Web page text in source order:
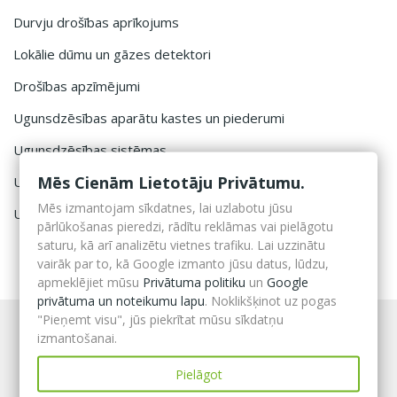
Durvju drošības aprīkojums
Lokālie dūmu un gāzes detektori
Drošības apzīmējumi
Ugunsdzēsības aparātu kastes un piederumi
Ugunsdzēsības sistēmas
Ugunsdzēsības stendi un aprīkojums
Uzskaites žurnāli un evakuācijas plānu rāmji
Mēs Cienām Lietotāju Privātumu.
Mēs izmantojam sīkdatnes, lai uzlabotu jūsu
pārlūkošanas pieredzi, rādītu reklāmas vai pielāgotu
saturu, kā arī analizētu vietnes trafiku. Lai uzzinātu
vairāk par to, kā Google izmanto jūsu datus, lūdzu,
apmeklējiet mūsu Privātuma politiku unGoogle
privātuma un noteikumu lapu. Noklikšķinot uz pogas
"Pieņemt visu", jūs piekrītat mūsu sīkdatņu
izmantošanai.
Pielāgot